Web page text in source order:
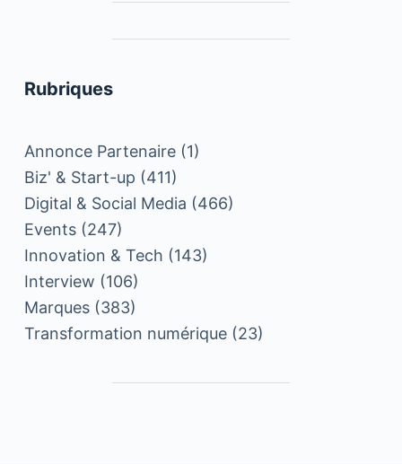
Rubriques
Annonce Partenaire(1)
Biz' & Start-up (411)
Digital & Social Media (466)
Events(247)
Innovation & Tech (143)
Interview (106)
Marques(383)
Transformation numérique(23)